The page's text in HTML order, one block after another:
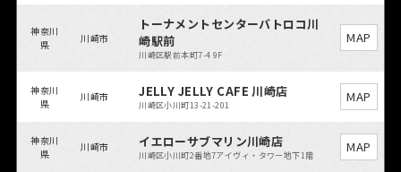
神奈川
県
川崎市
トーナメントセンターバトロコ川
崎駅前
川崎区駅前本町7-4 9F
MAP
神奈川
県
川崎市 JELLY JELLY CAFE 川崎店
川崎区小川町13-21-201
MAP
神奈川
県
川崎市 イエローサブマリン川崎店
川崎区小川町2番地7アイヴィ・タワー地下1階
MAP